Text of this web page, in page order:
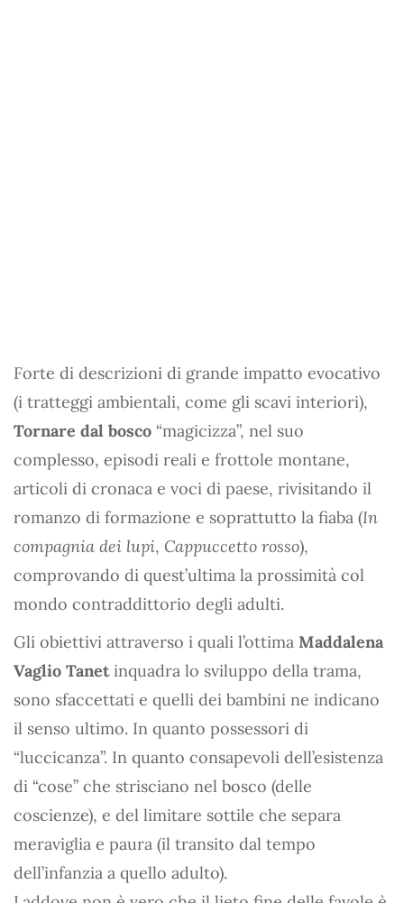
Forte di descrizioni di grande impatto evocativo
(i tratteggi ambientali, come gli scavi interiori),
Tornare dal bosco “magicizza”, nel suo
complesso, episodi reali e frottole montane,
articoli di cronaca e voci di paese, rivisitando il
romanzo di formazione e soprattutto la fiaba (In
compagnia dei lupi, Cappuccetto rosso),
comprovando di quest’ultima la prossimità col
mondo contraddittorio degli adulti.
Gli obiettivi attraverso i quali l’ottima Maddalena
Vaglio Tanetinquadra lo sviluppo della trama,
sono sfaccettati e quelli dei bambini ne indicano
il senso ultimo. In quanto possessori di
“luccicanza”. In quanto consapevoli dell’esistenza
di “cose” che strisciano nel bosco (delle
coscienze), e del limitare sottile che separa
meraviglia e paura (il transito dal tempo
dell’infanzia a quello adulto).